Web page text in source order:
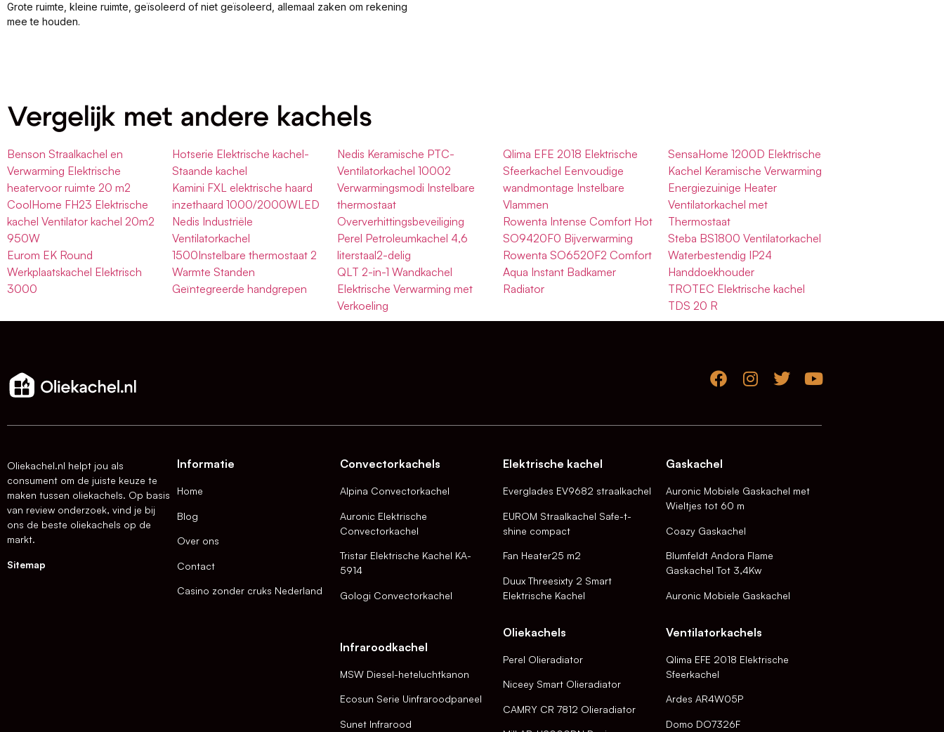
Grote ruimte, kleine ruimte, geïsoleerd of niet geïsoleerd, allemaal zaken om rekening
mee te houden.
Vergelijk met andere kachels
Benson Straalkachel en
Verwarming Elektrische
heatervoor ruimte 20 m2
CoolHome FH23 Elektrische
kachel Ventilator kachel 20m2
950W
Eurom EK Round
Werkplaatskachel Elektrisch
3000
Hotserie Elektrische kachel-
Staande kachel
Kamini FXL elektrische haard
inzethaard 1000/2000WLED
Nedis Industriële
Ventilatorkachel
1500Instelbare thermostaat 2
Warmte Standen
Geïntegreerde handgrepen
Nedis Keramische PTC-
Ventilatorkachel 10002
Verwarmingsmodi Instelbare
thermostaat
Oververhittingsbeveiliging
Perel Petroleumkachel 4,6
literstaal2-delig
QLT 2-in-1 Wandkachel
Elektrische Verwarming met
Verkoeling
Qlima EFE 2018 Elektrische
Sfeerkachel Eenvoudige
wandmontage Instelbare
Vlammen
Rowenta Intense Comfort Hot
SO9420F0 Bijverwarming
Rowenta SO6520F2 Comfort
Aqua Instant Badkamer
Radiator
SensaHome 1200D Elektrische
Kachel Keramische Verwarming
Energiezuinige Heater
Ventilatorkachel met
Thermostaat
Steba BS1800 Ventilatorkachel
Waterbestendig IP24
Handdoekhouder
TROTEC Elektrische kachel
TDS 20 R
Oliekachel.nl helpt jou als
consument om de juiste keuze te
maken tussen oliekachels. Op basis
van review onderzoek, vind je bij
ons de beste oliekachels op de
markt.
Sitemap
Informatie
Home
Blog
Over ons
Contact
Casino zonder cruks Nederland
Convectorkachels
Alpina Convectorkachel
Auronic Elektrische
Convectorkachel
Tristar Elektrische Kachel KA-
5914
Gologi Convectorkachel
Infraroodkachel
MSW Diesel-heteluchtkanon
Ecosun Serie Uinfraroodpaneel
Sunet Infrarood
Elektrische kachel
Everglades EV9682 straalkachel
EUROM Straalkachel Safe-t-
shine compact
Fan Heater25 m2
Duux Threesixty 2 Smart
Elektrische Kachel
Oliekachels
Perel Olieradiator
Niceey Smart Olieradiator
CAMRY CR 7812 Olieradiator
Gaskachel
Auronic Mobiele Gaskachel met
Wieltjes tot 60 m
Coazy Gaskachel
Blumfeldt Andora Flame
Gaskachel Tot 3,4Kw
Auronic Mobiele Gaskachel
Ventilatorkachels
Qlima EFE 2018 Elektrische
Sfeerkachel
Ardes AR4W05P
Domo DO7326F